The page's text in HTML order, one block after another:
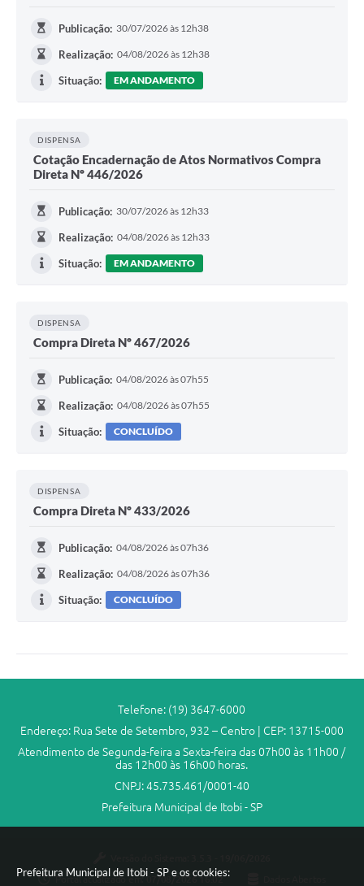
Prefeitura Municipal de Itobi - SP e os cookies:
Publicação: 30/07/2026 às 12h38
Realização: 04/08/2026 às 12h38
Situação: EM ANDAMENTO
DISPENSA
Cotação Encadernação de Atos Normativos Compra
Direta Nº 446/2026
Publicação: 30/07/2026 às 12h33
Realização: 04/08/2026 às 12h33
Situação: EM ANDAMENTO
DISPENSA
Compra Direta Nº 467/2026
Publicação: 04/08/2026 às 07h55
Realização: 04/08/2026 às 07h55
Situação: CONCLUÍDO
DISPENSA
Compra Direta Nº 433/2026
Publicação: 04/08/2026 às 07h36
Realização: 04/08/2026 às 07h36
Situação: CONCLUÍDO
Telefone: (19) 3647-6000
Endereço: Rua Sete de Setembro, 932 – Centro | CEP: 13715-000
Atendimento de Segunda-feira a Sexta-feira das 07h00 às 11h00 /
das 12h00 às 16h00 horas.
CNPJ: 45.735.461/0001-40
Prefeitura Municipal de Itobi - SP
Portal atualizado em:07/08/2026 16:02